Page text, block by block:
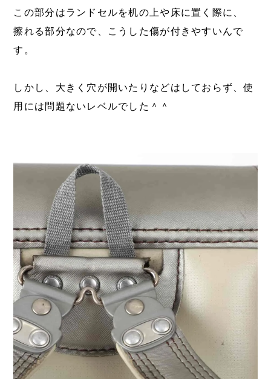
この部分はランドセルを机の上や床に置く際に、
擦れる部分なので、こうした傷が付きやすいんで
す。
しかし、大きく穴が開いたりなどはしておらず、使
用には問題ないレベルでした＾＾